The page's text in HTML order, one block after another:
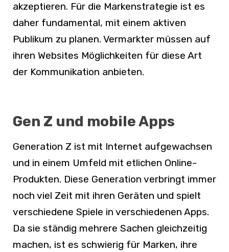
akzeptieren. Für die Markenstrategie ist es
daher fundamental, mit einem aktiven
Publikum zu planen. Vermarkter müssen auf
ihren Websites Möglichkeiten für diese Art
der Kommunikation anbieten.
Gen Z und mobile Apps
Generation Z ist mit Internet aufgewachsen
und in einem Umfeld mit etlichen Online-
Produkten. Diese Generation verbringt immer
noch viel Zeit mit ihren Geräten und spielt
verschiedene Spiele in verschiedenen Apps.
Da sie ständig mehrere Sachen gleichzeitig
machen, ist es schwierig für Marken, ihre